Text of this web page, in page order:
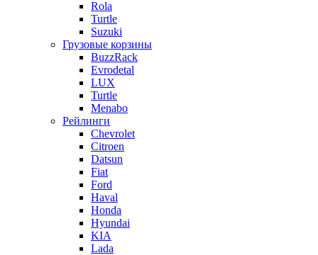
Rola
Turtle
Suzuki
Грузовые корзины
BuzzRack
Evrodetal
LUX
Turtle
Menabo
Рейлинги
Chevrolet
Citroen
Datsun
Fiat
Ford
Haval
Honda
Hyundai
KIA
Lada